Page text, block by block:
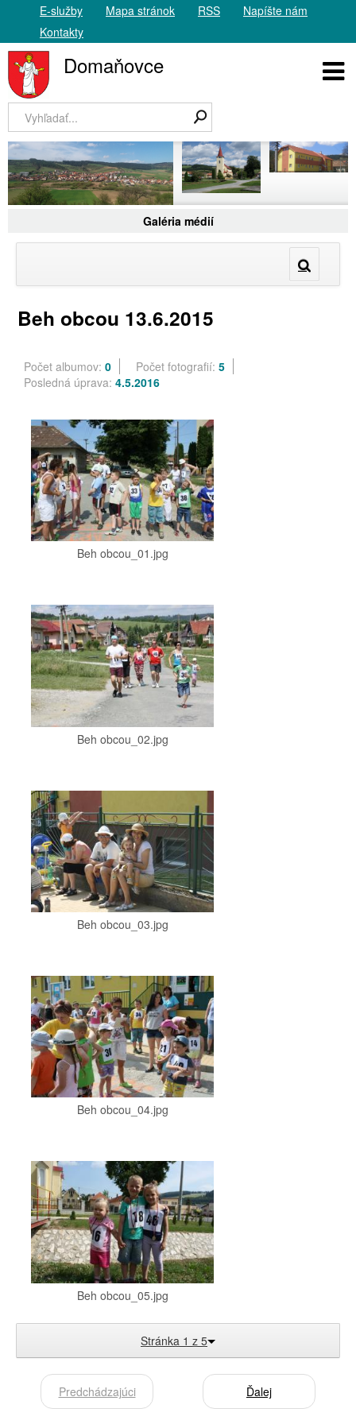
E-služby Mapa stránok RSS
Napíšte nám
Kontakty
Domaňovce
Galéria médií
Beh obcou 13.6.2015
Počet albumov: 0 Počet fotografií: 5
Posledná úprava: 4.5.2016
Beh obcou_01.jpg
Beh obcou_02.jpg
Beh obcou_03.jpg
Beh obcou_04.jpg
Beh obcou_05.jpg
Stránka 1 z 5
Predchádzajúci Ďalej